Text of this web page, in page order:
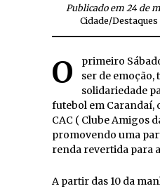
Publicado em 24 de
Cidade/Destaques
O primeiro Sábado de Abril promete
ser de emoção,
solidariedade
futebol em Carandaí,
CAC ( Clube Amigos
promovendo uma
renda revertida para
A partir das 10 da